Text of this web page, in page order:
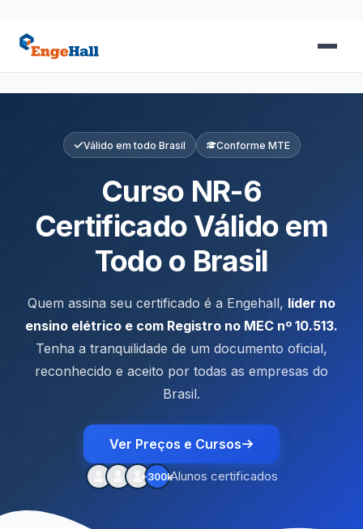
Válido em todo Brasil Conforme MTE
Curso NR-6
Certificado Válido em
Todo o Brasil
Quem assina seu certificado é a Engehall, líder no
ensino elétrico e com Registro no MEC nº 10.513.
Tenha a tranquilidade de um documento oficial,
reconhecido e aceito por todas as empresas do
Brasil.
Ver Preços e Cursos
+300kAlunos certificados